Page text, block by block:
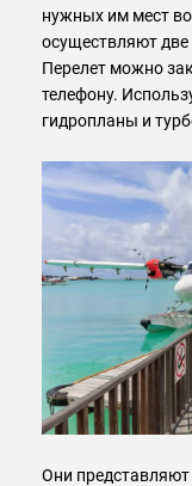
нужных им мест
осуществляют две
Перелет можно
телефону.
гидропланы и
Они представляют